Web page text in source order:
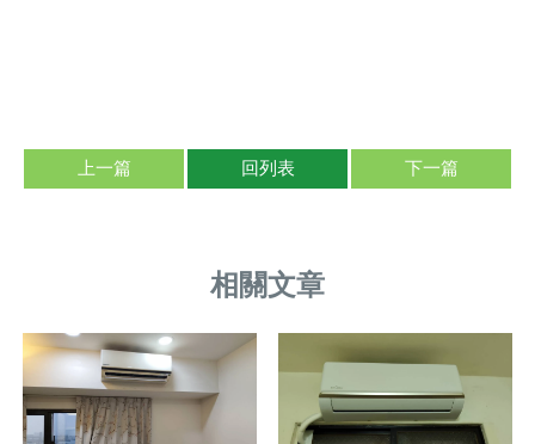
上一篇 回列表 下一篇